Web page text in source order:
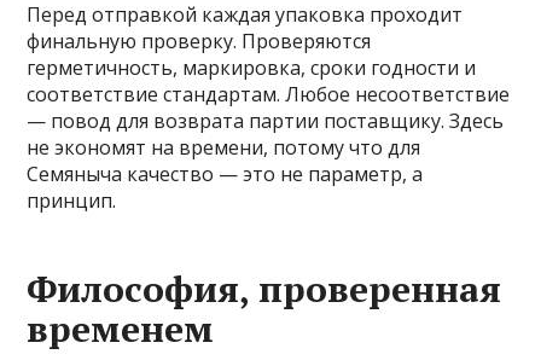
Перед отправкой каждая упаковка проходит
финальную проверку. Проверяются
герметичность, маркировка, сроки годности и
соответствие стандартам. Любое несоответствие
— повод для возврата партии поставщику. Здесь
не экономят на времени, потому что для
Семяныча качество — это не параметр, а
принцип.
Философия, проверенная
временем